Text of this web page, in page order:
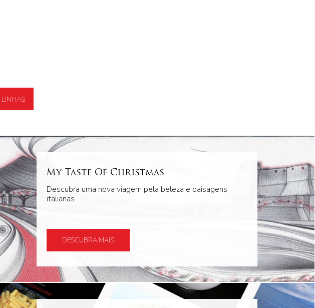
LINHAS
My Taste Of Christmas
Descubra uma nova viagem pela beleza e paisagens
italianas
DESCUBRA MAIS